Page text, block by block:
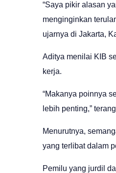
“Saya pikir alasan
menginginkan
ujarnya di Jakarta,
Aditya menilai KIB
kerja.
“Makanya poinnya
lebih penting,”
Menurutnya,
yang terlibat dalam
Pemilu yang jurdil